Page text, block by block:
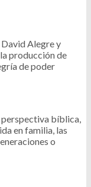
David Alegre y
producción de
de poder
perspectiva bíblica,
en familia, las
o